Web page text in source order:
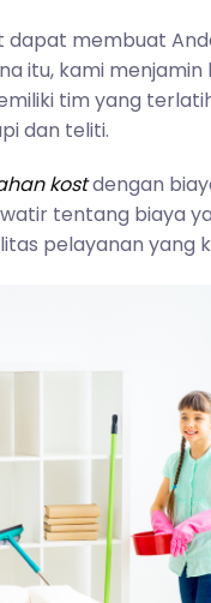
dapat membuat
itu, kami
tim yang
dan teliti.
kostdengan
tentang biaya
pelayanan yang